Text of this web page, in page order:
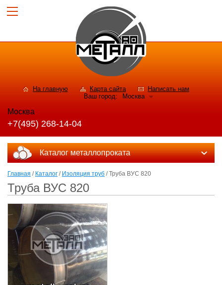
На главную Карта сайта
Написать нам
Ваш город:
Москва
Москва
+7(495) 268-14-04
Каталог металлопроката
Главная / Каталог / Изоляция труб / Труба ВУС 820
Труба ВУС 820